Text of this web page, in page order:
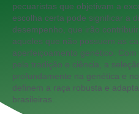
pecuaristas que objetivam a
escolha certa pode significar a
desempenho, que irão
aqueles que não possuem as
aperfeiçoamento genético.
pela tradição e ciência, a
profundamente na genética e
definem a raça robusta e
brasileiras.